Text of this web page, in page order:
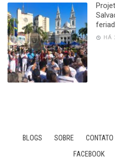
HÁ
BLOGS SOBRE CONTATO
FACEBOOK